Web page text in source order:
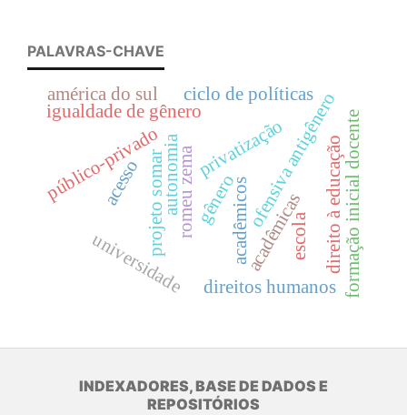
PALAVRAS-CHAVE
privatização
projeto somar
público-privadoromeu zema
igualdade de gênero
acadêmicosacadêmicas
universidade
ofensiva antigênero
gênero
ciclo de políticas
formação inicial docente
acesso
américa do sul
direitos humanos
direito à educação
escola
autonomia
INDEXADORES, BASE DE DADOS E
REPOSITÓRIOS